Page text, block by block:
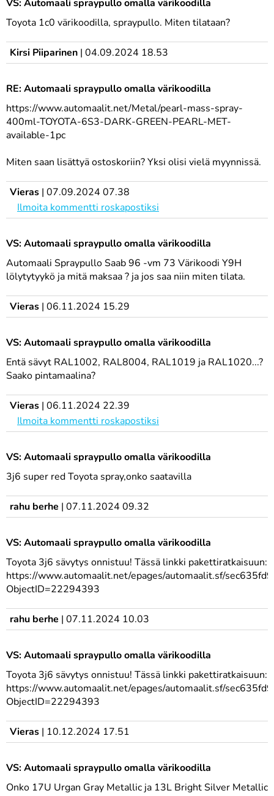
VS: Automaali spraypullo omalla värikoodilla
Toyota 1c0 värikoodilla, spraypullo. Miten tilataan?
Kirsi Piiparinen | 04.09.2024 18.53
RE: Automaali spraypullo omalla värikoodilla
https://www.automaalit.net/Metal/pearl-mass-spray-
400ml-TOYOTA-6S3-DARK-GREEN-PEARL-MET-
available-1pc
Miten saan lisättyä ostoskoriin? Yksi olisi vielä myynnissä.
Vieras | 07.09.2024 07.38
Ilmoita kommentti roskapostiksi
VS: Automaali spraypullo omalla värikoodilla
Automaali Spraypullo Saab 96 -vm 73 Värikoodi Y9H
lölytytyykö ja mitä maksaa ? ja jos saa niin miten tilata.
Vieras | 06.11.2024 15.29
VS: Automaali spraypullo omalla värikoodilla
Entä sävyt RAL1002, RAL8004, RAL1019 ja RAL1020...?
Saako pintamaalina?
Vieras | 06.11.2024 22.39
Ilmoita kommentti roskapostiksi
VS: Automaali spraypullo omalla värikoodilla
3j6 super red Toyota spray,onko saatavilla
rahu berhe | 07.11.2024 09.32
VS: Automaali spraypullo omalla värikoodilla
Toyota 3j6 sävytys onnistuu! Tässä linkki pakettiratkaisuun:
https://www.automaalit.net/epages/automaalit.sf/
ObjectID=22294393
rahu berhe | 07.11.2024 10.03
VS: Automaali spraypullo omalla värikoodilla
Toyota 3j6 sävytys onnistuu! Tässä linkki pakettiratkaisuun:
https://www.automaalit.net/epages/automaalit.sf/
ObjectID=22294393
Vieras | 10.12.2024 17.51
VS: Automaali spraypullo omalla värikoodilla
Onko 17U Urgan Gray Metallic ja 13L Bright Silver Metallic